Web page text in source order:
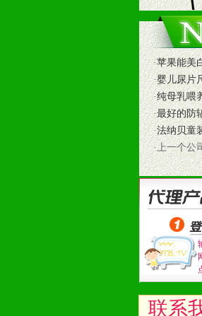
1、免费人
由销售明
2、终端宣
提供全国
3、大型促
根据市场
专业的孕
专业的孕
4、专业完
5、确保经
6、实施经
7、严格控
8、提供
9、及时
拉宝、海
10、提供
11、提供
12、不断
·苹果能美
·婴儿尿片
·纯母乳喂
·最好的防
·法纳贝童
·上一个公
联系